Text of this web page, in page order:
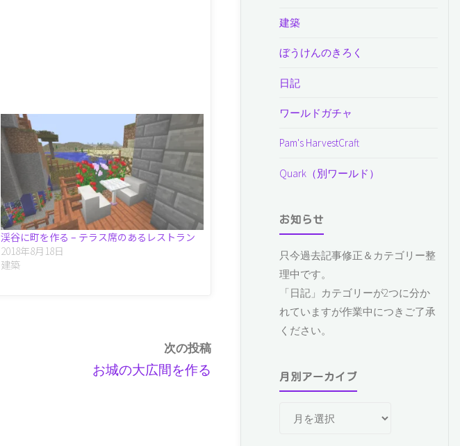
渓谷に町を作る – テラス席のあるレストラン
2018年8月18日
建築
次の投稿
お城の大広間を作る
建築
ぼうけんのきろく
日記
ワールドガチャ
Pam's HarvestCraft
Quark（別ワールド）
お知らせ
只今過去記事修正＆カテゴリー整
理中です。
「日記」カテゴリーが2つに分か
れていますが作業中につきご了承
ください。
月別アーカイブ